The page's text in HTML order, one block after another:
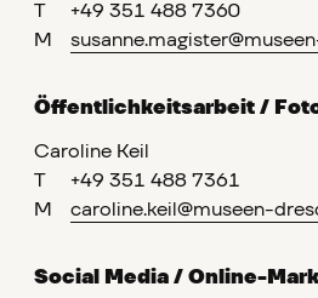
T
+49 351 488 7360
M
Öffentlichkeitsarbeit /
Caroline Keil
T
+49 351 488 7361
M
caroline.keil@museen-
Social Media / Online-